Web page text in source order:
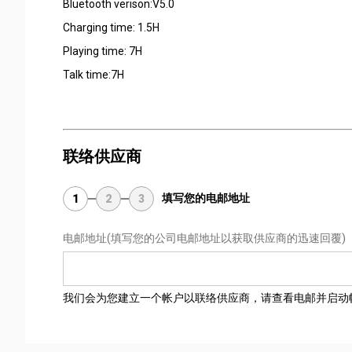
Bluetooth verison:V5.0
Charging time: 1.5H
Playing time: 7H
Talk time:7H
联络供应商
1 2 3 填写您的电邮地址
电邮地址(填写您的公司电邮地址以获取供应商的迅速回覆)
我们会为您建立一个帐户以联络供应商，请查看电邮并启动